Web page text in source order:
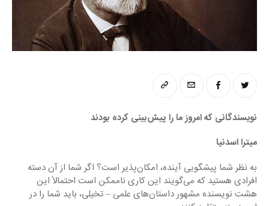
نویسندگانی که امروز ما را پیش‌بینی کرده بودند
میترا اسدنیا
به نظر شما پیشگویی آینده، امکان‌پذیر است؟ اگر شما از آن دسته
افرادی هستید که می‌گویند این کاری ناممکن است احتمالاً این
هشت نویسنده مشهور داستان‌های علمی – تخیلی، باید شما را در